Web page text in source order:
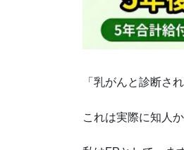
「乳がんと診断さ
これは実際に知人